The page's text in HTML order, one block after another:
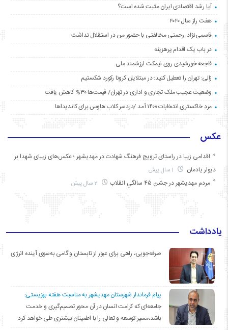
آیا رشد اقتصادی ایران مثبت شده است؟
هفت راز سال ۲۰۲۰
قاسمی‌نژاد: رحمتی مخالفتی با حضور من در استقلال نداشت
در باب یک اقدام پرهزینه
فاجعه خورشیدی روی نیمکت ارزشمند ملی
زالی: تهران را تعطیل کنید؛ در مبتلایان کرونا رکورد شکستیم
وضعیت عجیب ملک تجاری و اداری در تهران/ قیمت‌ها ۳۰% کاهش یافت
مردِ خاکستری انتخابات ۱۴۰۰ آمد /دردسر کلاب هاوس برای کاندیداها
عکس
اقدامی زیبا در راستای ترویج فرهنگ شهادت در مهدیشهر ؛ عکس‌های زیبای شهدا بر
دیوار یادمان
مردم مهدیشهر در جشن ۴۵ سالگیِ انقلاب
یادداشت
صرفه‌جویی، راهی برای عبور از تابستان و گامی به‌سوی آینده انرژی
پیام فرماندار شهرستان مهدیشهر به مناسبت هفته بهزیستی:
جامعه‌ای که کرامت انسان در آن محور تصمیم‌گیری و خدمت
باشد،مسیر توسعه و تعالی را با اطمینان بیشتری طی خواهد کرد.